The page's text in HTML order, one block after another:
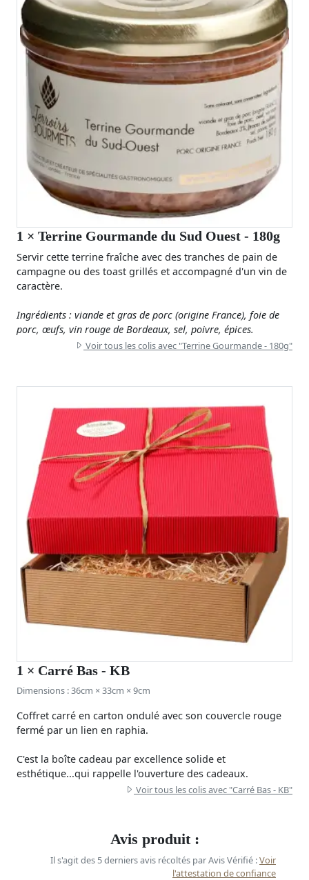
1 × Terrine Gourmande du Sud Ouest - 180g
Servir cette terrine fraîche avec des tranches de pain de
campagne ou des toast grillés et accompagné d'un vin de
caractère.
Ingrédients : viande et gras de porc (origine France), foie de
porc, œufs, vin rouge de Bordeaux, sel, poivre, épices.
Voir tous les colis avec "Terrine Gourmande - 180g"
1 × Carré Bas - KB
Dimensions : 36cm × 33cm × 9cm
Coffret carré en carton ondulé avec son couvercle rouge
fermé par un lien en raphia.
C'est la boîte cadeau par excellence solide et
esthétique...qui rappelle l'ouverture des cadeaux.
Voir tous les colis avec "Carré Bas - KB"
Avis produit :
Il s'agit des 5 derniers avis récoltés par Avis Vérifié :Voir
l'attestation de confiance